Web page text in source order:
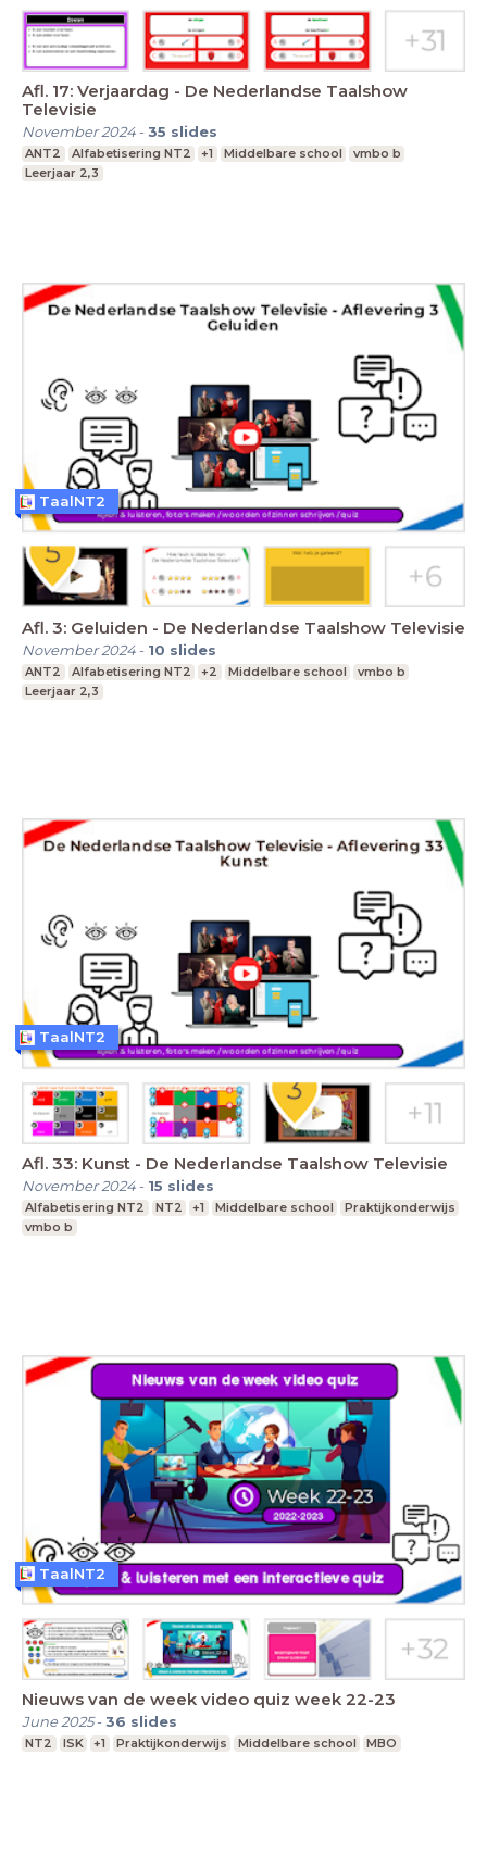
Afl. 17: Verjaardag - De Nederlandse Taalshow
Televisie
November 2024-35 slides
ANT2 Alfabetisering NT2 +1 Middelbare school
vmbo b
Leerjaar 2,3
Afl. 3: Geluiden - De Nederlandse Taalshow Televisie
November 2024- 10 slides
ANT2 Alfabetisering NT2 +2 Middelbare school
vmbo b
Leerjaar 2,3
TaalNT2
Afl. 33: Kunst - De Nederlandse Taalshow Televisie
November 2024- 15 slides
Alfabetisering NT2 NT2 +1 Middelbare school
Praktijkonderwijs
vmbo b
TaalNT2
Nieuws van de week video quiz week 22-23
June 2025-36 slides
NT2 ISK +1 Praktijkonderwijs Middelbare school MBO
TaalNT2